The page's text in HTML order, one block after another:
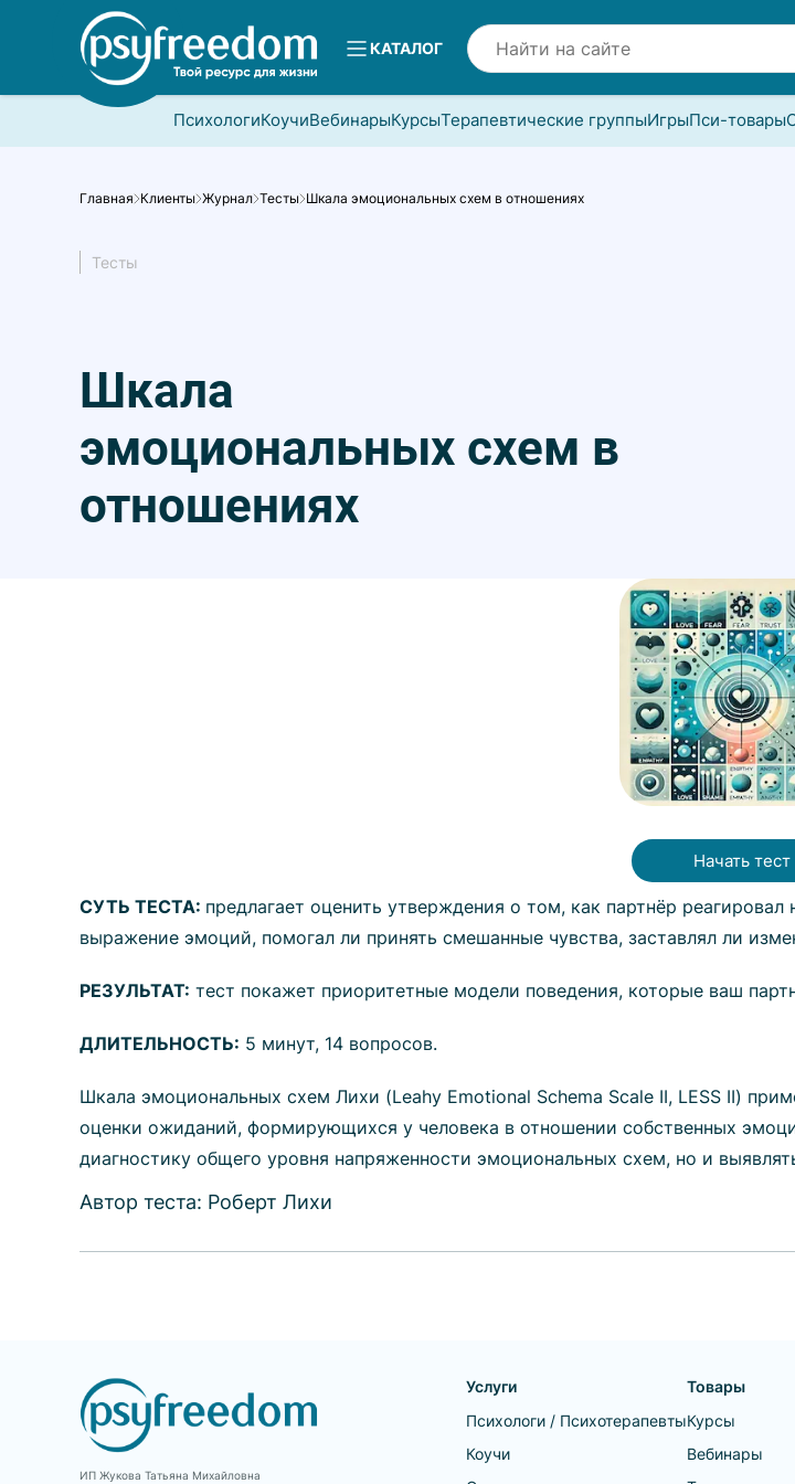
КАТАЛОГ
ПсихологиКоучиВебинарыКурсыТерапевтические группыИгрыПси-товары
Главная Клиенты Журнал Тесты Шкала эмоциональных схем в отношениях
Тесты
Шкала
эмоциональных схем в
отношениях
Начать тест
СУТЬ ТЕСТА: предлагает оценить утверждения о том, как партнёр
выражение эмоций, помогал ли принять смешанные чувства, заставлял ли
РЕЗУЛЬТАТ: тест покажет приоритетные модели поведения, которые ваш
ДЛИТЕЛЬНОСТЬ: 5 минут, 14 вопросов.
Шкала эмоциональных схем Лихи (Leahy Emotional Schema Scale II, LESS II)
оценки ожиданий, формирующихся у человека в отношении собственных
диагностику общего уровня напряженности эмоциональных схем, но и
Автор теста: Роберт Лихи
ИП Жукова Татьяна Михайловна
Услуги
Психологи / Психотерапевты
Коучи
Товары
Курсы
Вебинары